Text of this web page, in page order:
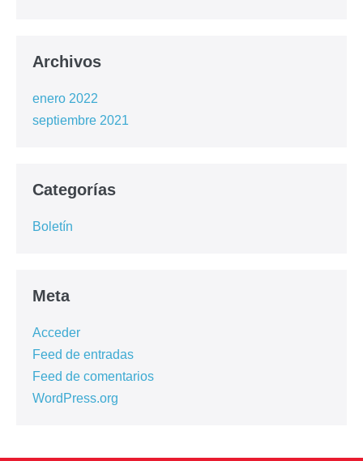
Archivos
enero 2022
septiembre 2021
Categorías
Boletín
Meta
Acceder
Feed de entradas
Feed de comentarios
WordPress.org